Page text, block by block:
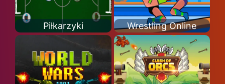
Piłkarzyki Wrestling Online